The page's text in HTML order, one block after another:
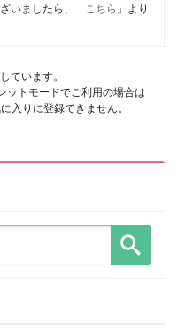
いましたら、「 こちら 」より
ています。
ットモードでご利用の場合は
入りに登録できません。